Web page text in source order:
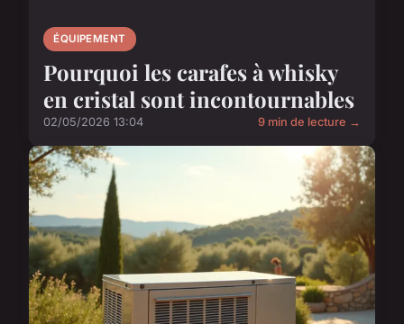
ÉQUIPEMENT
Pourquoi les carafes à whisky
en cristal sont incontournables
02/05/2026 13:04 9 min de lecture →